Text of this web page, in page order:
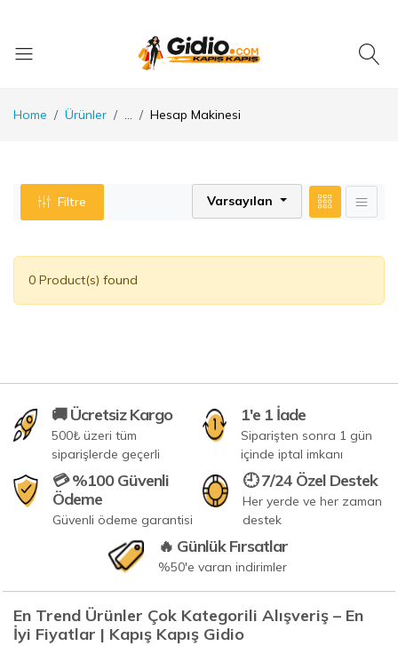
Home Ürünler ... Hesap Makinesi
Filtre Varsayılan
0 Product(s) found
🚚 Ücretsiz Kargo
500₺ üzeri tüm
siparişlerde geçerli
1'e 1 İade
Siparişten sonra 1 gün
içinde iptal imkanı
💳 %100 Güvenli
Ödeme
Güvenli ödeme garantisi
🕘 7/24 Özel Destek
Her yerde ve her zaman
destek
🔥 Günlük Fırsatlar
%50'e varan indirimler
En Trend Ürünler Çok Kategorili Alışveriş – En
İyi Fiyatlar | Kapış Kapış Gidio